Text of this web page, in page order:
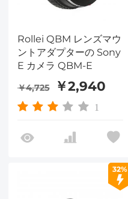
Rollei QBM レンズマウ
ントアダプターの Sony
E カメラ QBM-E
￥4,725 ￥2,940
1
32%